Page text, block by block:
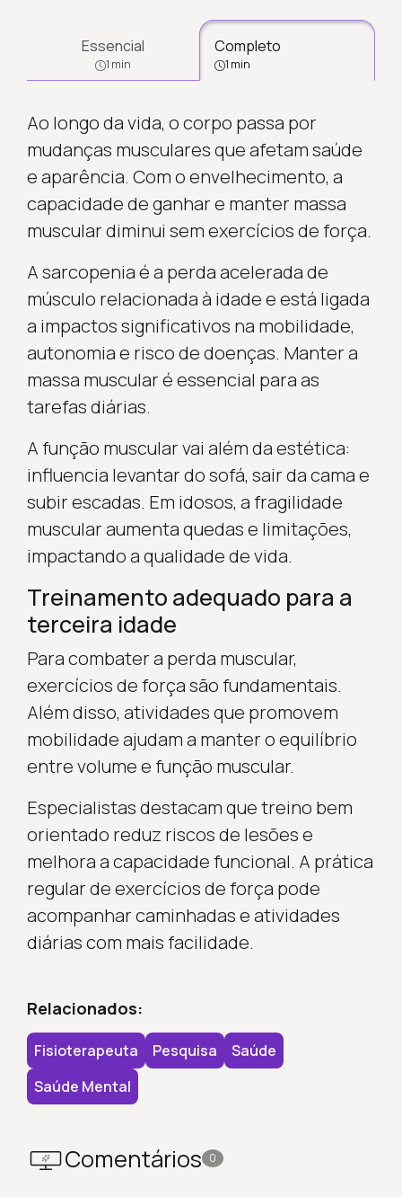
Essencial
1 min
Completo
1 min
Ao longo da vida, o corpo passa por
mudanças musculares que afetam saúde
e aparência. Com o envelhecimento, a
capacidade de ganhar e manter massa
muscular diminui sem exercícios de força.
A sarcopenia é a perda acelerada de
músculo relacionada à idade e está ligada
a impactos significativos na mobilidade,
autonomia e risco de doenças. Manter a
massa muscular é essencial para as
tarefas diárias.
A função muscular vai além da estética:
influencia levantar do sofá, sair da cama e
subir escadas. Em idosos, a fragilidade
muscular aumenta quedas e limitações,
impactando a qualidade de vida.
Treinamento adequado para a
terceira idade
Para combater a perda muscular,
exercícios de força são fundamentais.
Além disso, atividades que promovem
mobilidade ajudam a manter o equilíbrio
entre volume e função muscular.
Especialistas destacam que treino bem
orientado reduz riscos de lesões e
melhora a capacidade funcional. A prática
regular de exercícios de força pode
acompanhar caminhadas e atividades
diárias com mais facilidade.
Relacionados:
Fisioterapeuta Pesquisa
Saúde
Saúde Mental
Comentários 0